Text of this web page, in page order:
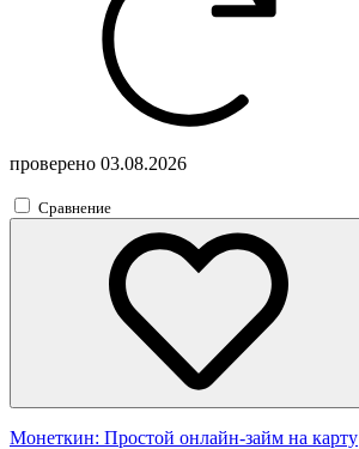
проверено 03.08.2026
Сравнение
Монеткин: Простой онлайн-займ на карту